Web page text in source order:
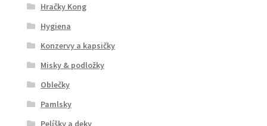
Hračky Kong
Hygiena
Konzervy a kapsičky
Misky & podložky
Oblečky
Pamlsky
Pelíšky a deky